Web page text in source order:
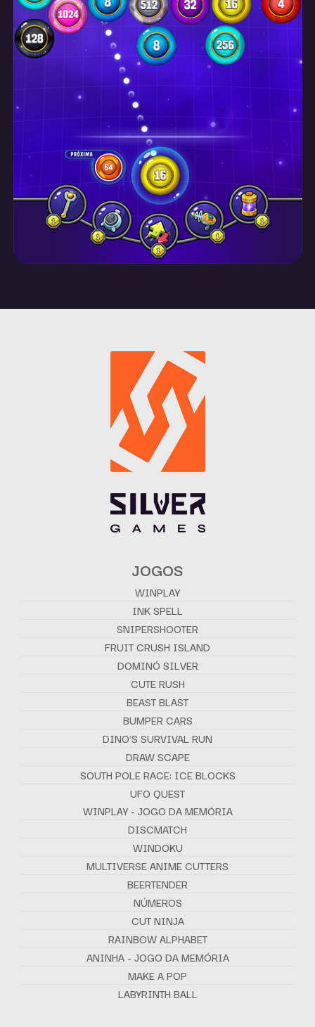
JOGOS
WINPLAY
INK SPELL
SNIPERSHOOTER
FRUIT CRUSH ISLAND
DOMINÓ SILVER
CUTE RUSH
BEAST BLAST
BUMPER CARS
DINO'S SURVIVAL RUN
DRAW SCAPE
SOUTH POLE RACE: ICE BLOCKS
UFO QUEST
WINPLAY - JOGO DA MEMÓRIA
DISCMATCH
WINDOKU
MULTIVERSE ANIME CUTTERS
BEERTENDER
NÚMEROS
CUT NINJA
RAINBOW ALPHABET
ANINHA - JOGO DA MEMÓRIA
MAKE A POP
LABYRINTH BALL